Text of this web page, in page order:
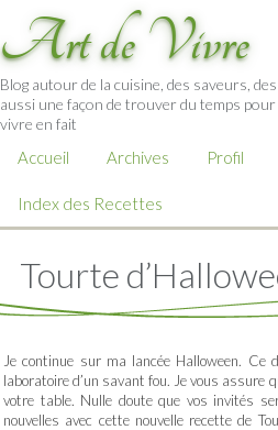
Art de Vivre
Blog autour de la cuisine, des saveurs,
aussi une façon de trouver du temps
vivre en fait
Accueil Archives Profil
Index des Recettes
Tourte
Je continue sur ma lancée Halloween.
laboratoire d’un savant fou. Je vous assure
votre table. Nulle doute que vos invités
nouvelles avec cette nouvelle recette de